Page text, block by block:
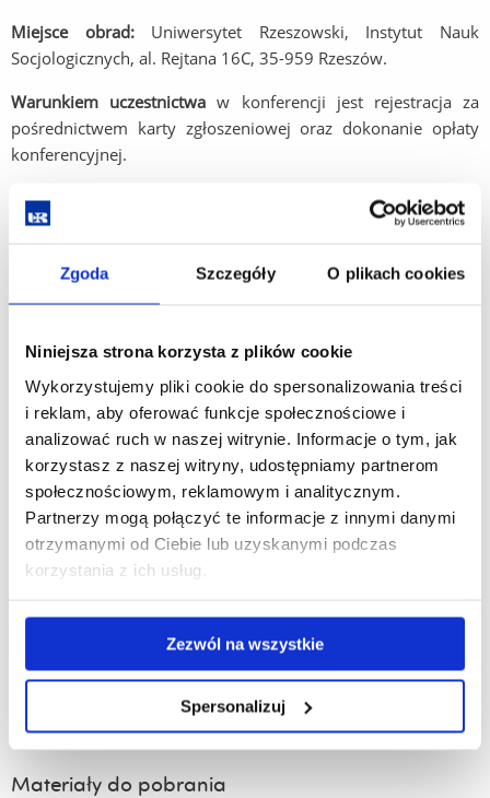
Zgoda Szczegóły O plikach cookies
Niniejsza strona korzysta z plików cookie
Wykorzystujemy pliki cookie do spersonalizowania treści
i reklam, aby oferować funkcje społecznościowe i
analizować ruch w naszej witrynie. Informacje o tym, jak
korzystasz z naszej witryny, udostępniamy partnerom
społecznościowym, reklamowym i analitycznym.
Partnerzy mogą połączyć te informacje z innymi danymi
otrzymanymi od Ciebie lub uzyskanymi podczas
korzystania z ich usług.
Zezwól na wszystkie
Spersonalizuj
Miejsce obrad: Uniwersytet Rzeszowski, Instytut Nauk
Socjologicznych, al. Rejtana 16C, 35-959 Rzeszów.
Warunkiem uczestnictwa w konferencji jest rejestracja za
pośrednictwem karty zgłoszeniowej oraz dokonanie opłaty
konferencyjnej.
Uwaga: w formularzu zgłoszeniowym proszę podać dokładne
dane na kogo ma być wystawiona faktura.
Termin przesłania karty zgłoszeniowej:30.10.2022.
Koszt konferencjiwynosi 200 PLN i obejmuje udział
w konferencji, materiały konferencyjne, zaświadczenie
o uczestnictwie i poczęstunek. Opłaty konferencyjnej należy
dokonać do dnia 14.11.2022, otrzymawszy wcześniej
potwierdzenie przyjęcia propozycji wystąpienia.
Uczestnicy konferencji będą mieli możliwośćzgłoszenia
artykułów do publikacjiw kwartalniku naukowym EDUKACJA
(40 pkt. w wykazie czasopism naukowych i recenzowanych
Rzeszowskich Studiach Socjologicznych. Warunkiem publikacji
jest dostosowanie się do wymogów redakcji i przejście
procesu recenzyjnego.
Koszty dojazdu i noclegówUczestnicy pokrywają we własnym
zakresie.
Materiały do pobrania